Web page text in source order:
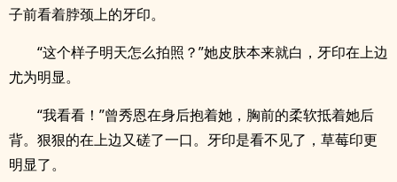
子前看着脖颈上的牙印。
“这个样子明天怎么拍照？”她皮肤本来就白，牙印在上边
尤为明显。
“我看看！”曾秀恩在身后抱着她，胸前的柔软抵着她后
背。狠狠的在上边又磋了一口。牙印是看不见了，草莓印更
明显了。